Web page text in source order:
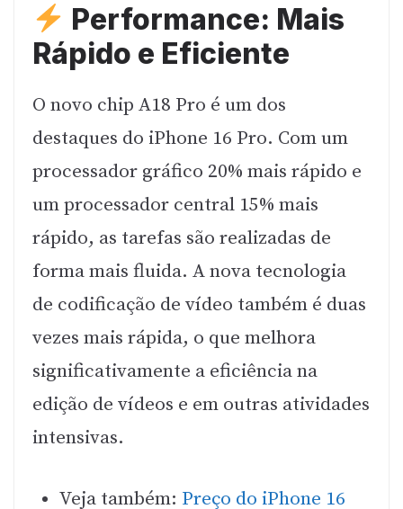
Performance: Mais
Rápido e Eficiente
O novo chip A18 Pro é um dos
destaques do iPhone 16 Pro. Com um
processador gráfico 20% mais rápido e
um processador central 15% mais
rápido, as tarefas são realizadas de
forma mais fluida. A nova tecnologia
de codificação de vídeo também é duas
vezes mais rápida, o que melhora
significativamente a eficiência na
edição de vídeos e em outras atividades
intensivas.
Veja também: Preço do iPhone 16